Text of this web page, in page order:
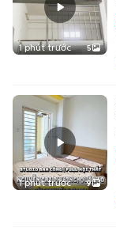
1 phút trước 5
1 phút trước 9